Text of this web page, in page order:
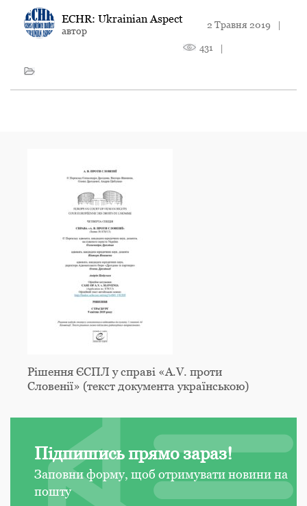
ECHR: Ukrainian Aspect
автор
2 Травня 2019 |
431 |
Рішення ЄСПЛ у справі «A.V. проти
Словенії» (текст документа українською)
Підпишись прямо зараз!
Заповни форму, щоб отримувати новини на
пошту